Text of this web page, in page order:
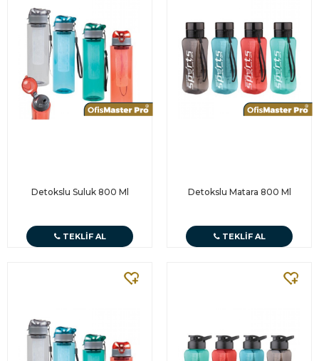
Detokslu Suluk 800 Ml
TEKLIF AL
Detokslu Matara 800 Ml
TEKLIF AL